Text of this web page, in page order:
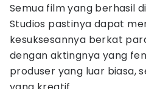
Semua film yang berhasil
Studios pastinya dapat
kesuksesannya berkat
dengan aktingnya yang
produser yang luar biasa,